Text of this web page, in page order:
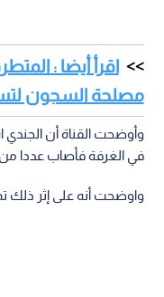
اقرأ أيضا :
مصلحة السجون
وأوضحت القناة أن الجندي
في الغرفة فأصاب عددا من
واوضحت أنه على إثر ذلك